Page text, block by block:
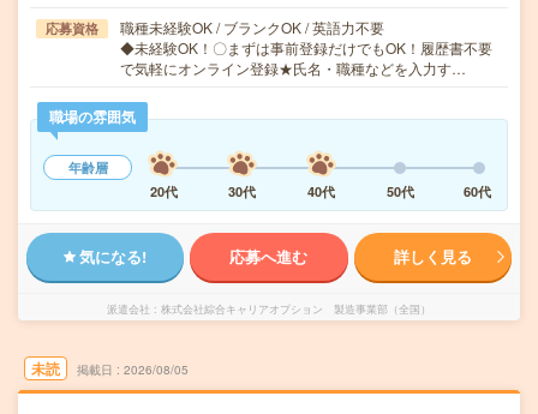
応募資格
職種未経験OK / ブランクOK / 英語力不要
◆未経験OK！〇まずは事前登録だけでもOK！履歴書不要
で気軽にオンライン登録★氏名・職種などを入力す…
職場の雰囲気
年齢層
20代
30代 40代 50代 60代
気になる! 応募へ進む 詳しく見る
派遣会社 株式会社綜合キャリアオプション 製造事業部（全国）
未読 掲載日 2026/08/05